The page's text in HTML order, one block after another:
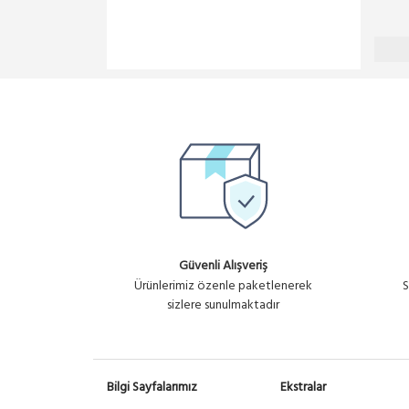
Güvenli Alışveriş
Ürünlerimiz özenle paketlenerek
sizlere sunulmaktadır
Bilgi Sayfalarımız
Ekstralar